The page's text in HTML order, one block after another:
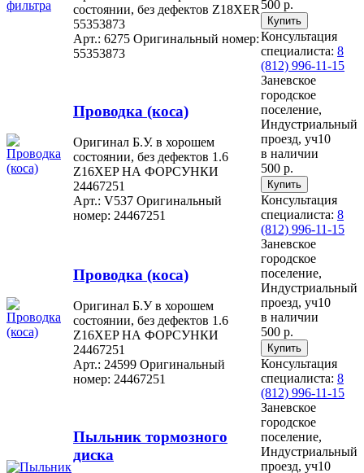
состоянии, без дефектов Z18XER
55353873
Арт.: 6275 Оригинальный номер:
55353873
500 р.
Консультация
специалиста: 8
(812) 996-11-15
Проводка (коса)
Оригинал Б.У. в хорошем
состоянии, без дефектов 1.6
Z16XEP НА ФОРСУНКИ
24467251
Арт.: V537 Оригинальный
номер: 24467251
Заневское
городское
поселение,
Индустриальный
проезд, уч10
в наличии
500 р.
Консультация
специалиста: 8
(812) 996-11-15
Проводка (коса)
Оригинал Б.У в хорошем
состоянии, без дефектов 1.6
Z16XEP НА ФОРСУНКИ
24467251
Арт.: 24599 Оригинальный
номер: 24467251
Заневское
городское
поселение,
Индустриальный
проезд, уч10
в наличии
500 р.
Консультация
специалиста: 8
(812) 996-11-15
Пыльник тормозного
диска
Заневское
городское
поселение,
Индустриальный
проезд, уч10